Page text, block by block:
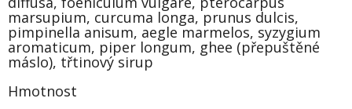
marsupium, curcuma longa, prunus dulcis,
pimpinella anisum, aegle marmelos, syzygium
aromaticum, piper longum, ghee (přepuštěné
máslo), třtinový sirup
Hmotnost